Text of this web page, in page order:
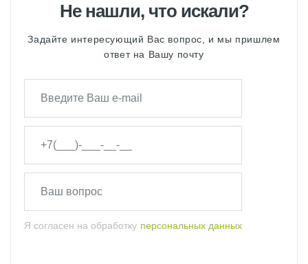
Не нашли, что искали?
Задайте интересующий Вас вопрос, и мы пришлем
ответ на Вашу почту
Я согласен на обработку персональных данных